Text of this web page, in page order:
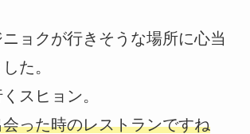
ョクが行きそうな場所に心当
た。
スヒョン。
った時のレストランですね